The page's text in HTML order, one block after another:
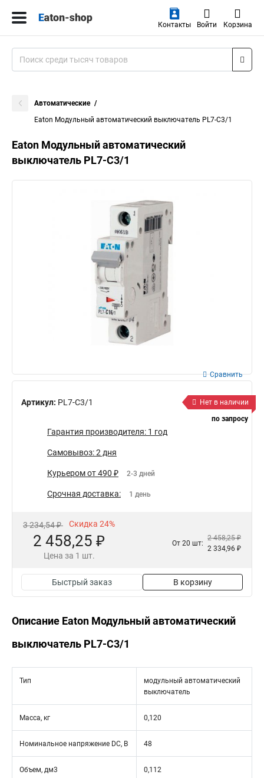
Контакты Войти Корзина
Автоматические
Eaton Модульный автоматический выключатель PL7-C3/1
Eaton Модульный автоматический
выключатель PL7-C3/1
Артикул: PL7-C3/1
Сравнить
Нет в наличии
по запросу
Гарантия производителя: 1 год
Самовывоз: 2 дня
Курьером от 490 ₽ 2-3 дней
Срочная доставка: 1 день
3 234,54 ₽ Скидка 24%
2 458,25 ₽
Цена за 1 шт.
От 20 шт:
2 458,25 ₽
2 334,96 ₽
Быстрый заказ В корзину
Описание Eaton Модульный автоматический
выключатель PL7-C3/1
Тип
модульный автоматический
выключатель
Масса, кг 0,120
Номинальное напряжение DC, В 48
Объем, дм3 0,112